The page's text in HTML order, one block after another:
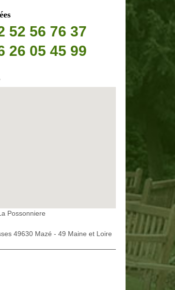
52 56 76 37
26 05 45 99
Possonniere
49630 Mazé - 49 Maine et Loire